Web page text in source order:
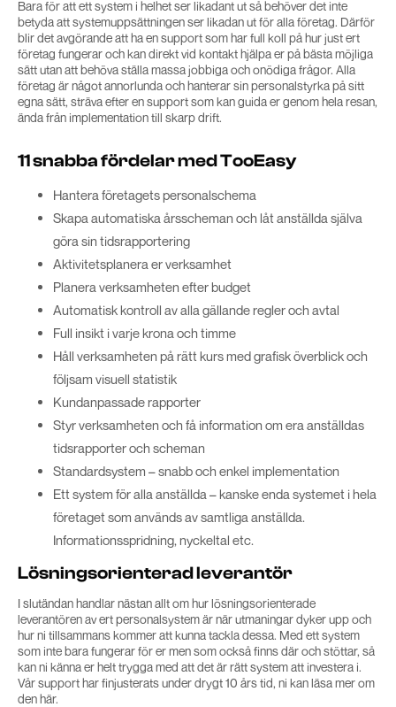
Bara för att ett system i helhet ser likadant ut så behöver det inte
betyda att systemuppsättningen ser likadan ut för alla företag. Därför
blir det avgörande att ha en support som har full koll på hur just ert
företag fungerar och kan direkt vid kontakt hjälpa er på bästa möjliga
sätt utan att behöva ställa massa jobbiga och onödiga frågor. Alla
företag är något annorlunda och hanterar sin personalstyrka på sitt
egna sätt, sträva efter en support som kan guida er genom hela resan,
ända från implementation till skarp drift.
11 snabba fördelar med TooEasy
Hantera företagets personalschema
Skapa automatiska årsscheman och låt anställda själva
göra sin tidsrapportering
Aktivitetsplanera er verksamhet
Planera verksamheten efter budget
Automatisk kontroll av alla gällande regler och avtal
Full insikt i varje krona och timme
Håll verksamheten på rätt kurs med grafisk överblick och
följsam visuell statistik
Kundanpassade rapporter
Styr verksamheten och få information om era anställdas
tidsrapporter och scheman
Standardsystem – snabb och enkel implementation
Ett system för alla anställda – kanske enda systemet i hela
företaget som används av samtliga anställda.
Informationsspridning, nyckeltal etc.
Lösningsorienterad leverantör
I slutändan handlar nästan allt om hur lösningsorienterade
leverantören av ert personalsystem är när utmaningar dyker upp och
hur ni tillsammans kommer att kunna tackla dessa. Med ett system
som inte bara fungerar för er men som också finns där och stöttar, så
kan ni känna er helt trygga med att det är rätt system att investera i.
Vår support har finjusterats under drygt 10 års tid, ni kan läsa mer om
den här.